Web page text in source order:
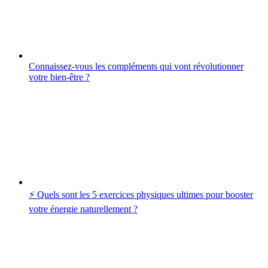
Connaissez-vous les compléments qui vont révolutionner
votre bien-être ?
⚡️ Quels sont les 5 exercices physiques ultimes pour booster
votre énergie naturellement ?